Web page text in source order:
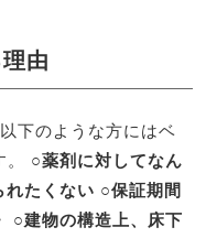
由
下のような方にはベ
。 ○薬剤に対してなん
れたくない ○保証期間
○建物の構造上、床下